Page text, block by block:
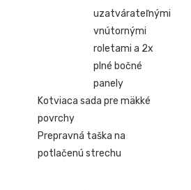
uzatvárateľnými
vnútornými
roletami a 2x
plné bočné
panely
Kotviaca sada pre mäkké
povrchy
Prepravná taška na
potlačenú strechu